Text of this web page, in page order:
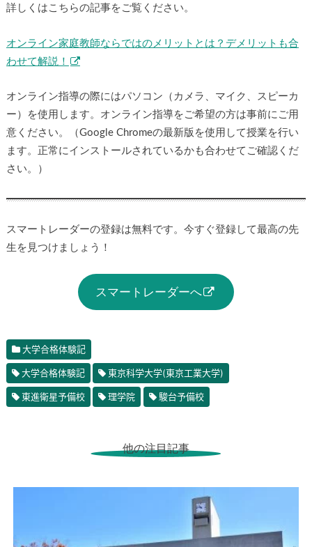
詳しくはこちらの記事をご覧ください。
オンライン家庭教師ならではのメリットとは？デメリットも合
わせて解説！
オンライン指導の際にはパソコン（カメラ、マイク、スピーカ
ー）を使用します。オンライン指導をご希望の方は事前にご用
意ください。（Google Chromeの最新版を使用して授業を行い
ます。正常にインストールされているかも合わせてご確認くだ
さい。）
スマートレーダーの登録は無料です。今すぐ登録して最高の先
生を見つけましょう！
スマートレーダーへ
大学合格体験記
大学合格体験記 東京科学大学(東京工業大学)
東進衛星予備校 理学院 駿台予備校
他の注目記事